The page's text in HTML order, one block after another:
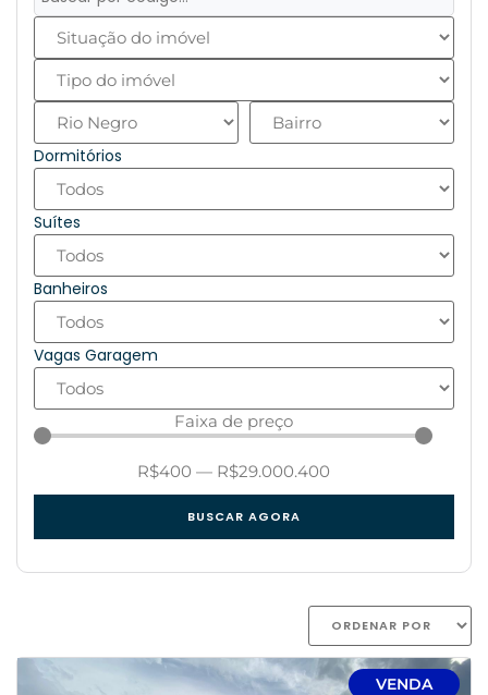
Dormitórios
Suítes
Banheiros
Vagas Garagem
Faixa de preço
R$400 — R$29.000.400
BUSCAR AGORA
VENDA